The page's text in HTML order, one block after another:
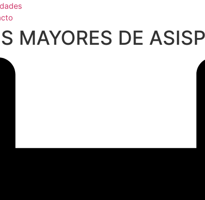
MAYORES DE